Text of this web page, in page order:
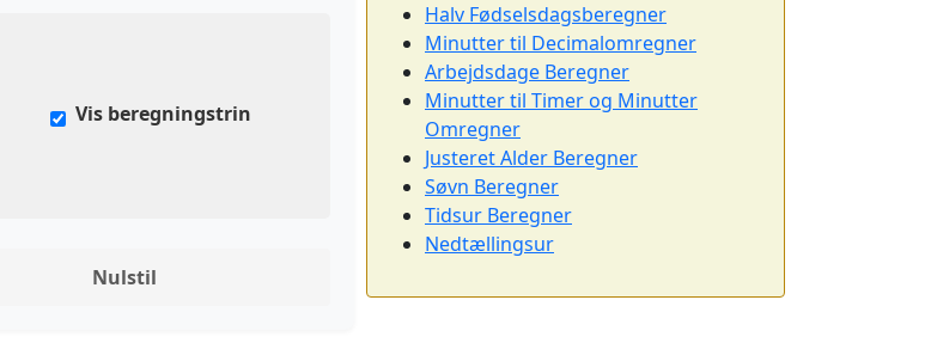
Vis beregningstrin
Nulstil
Halv Fødselsdagsberegner
Minutter til Decimalomregner
Arbejdsdage Beregner
Minutter til Timer og Minutter
Omregner
Justeret Alder Beregner
Søvn Beregner
Tidsur Beregner
Nedtællingsur